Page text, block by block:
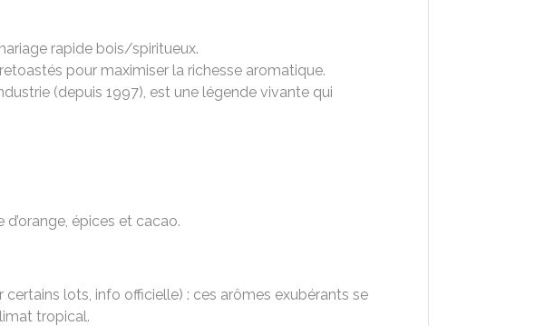
rapide bois/spiritueux.
pour maximiser la richesse aromatique.
(depuis 1997), est une légende vivante qui
épices et cacao.
lots, info officielle) : ces arômes exubérants se
tropical.